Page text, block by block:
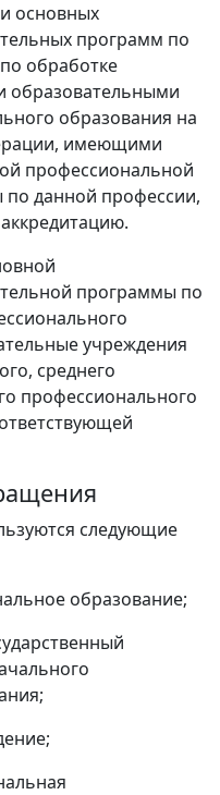
основных
программ по
обработке
образования на
имеющими
профессиональной
данной профессии,
программы по
учреждения
среднего
профессионального
следующие
образование;